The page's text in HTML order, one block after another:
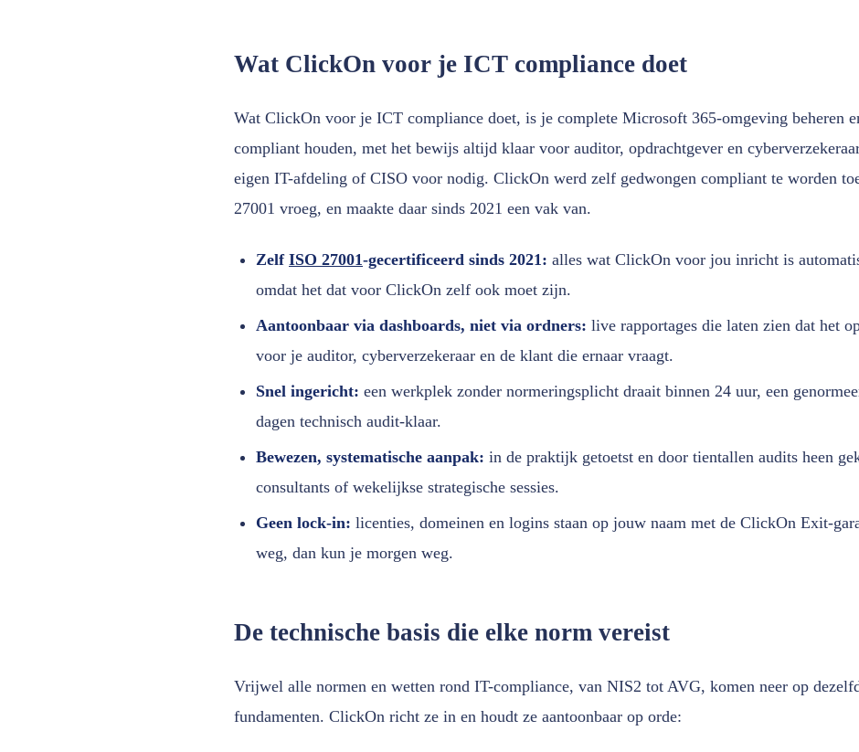
Wat ClickOn voor je ICT compliance doet
Wat ClickOn voor je ICT compliance doet, is je complete Microsoft 365-omgeving beheren
compliant houden, met het bewijs altijd klaar voor auditor, opdrachtgever en
eigen IT-afdeling of CISO voor nodig. ClickOn werd zelf gedwongen compliant te worden
27001 vroeg, en maakte daar sinds 2021 een vak van.
Zelf ISO 27001-gecertificeerd sinds 2021: alles wat ClickOn voor jou inricht is
omdat het dat voor ClickOn zelf ook moet zijn.
Aantoonbaar via dashboards, niet via ordners: live rapportages die laten zien dat het
voor je auditor, cyberverzekeraar en de klant die ernaar vraagt.
Snel ingericht: een werkplek zonder normeringsplicht draait binnen 24 uur, een
dagen technisch audit-klaar.
Bewezen, systematische aanpak: in de praktijk getoetst en door tientallen audits heen
consultants of wekelijkse strategische sessies.
Geen lock-in: licenties, domeinen en logins staan op jouw naam met de ClickOn Exit-
weg, dan kun je morgen weg.
De technische basis die elke norm vereist
Vrijwel alle normen en wetten rond IT-compliance, van NIS2 tot AVG, komen neer op
fundamenten. ClickOn richt ze in en houdt ze aantoonbaar op orde: